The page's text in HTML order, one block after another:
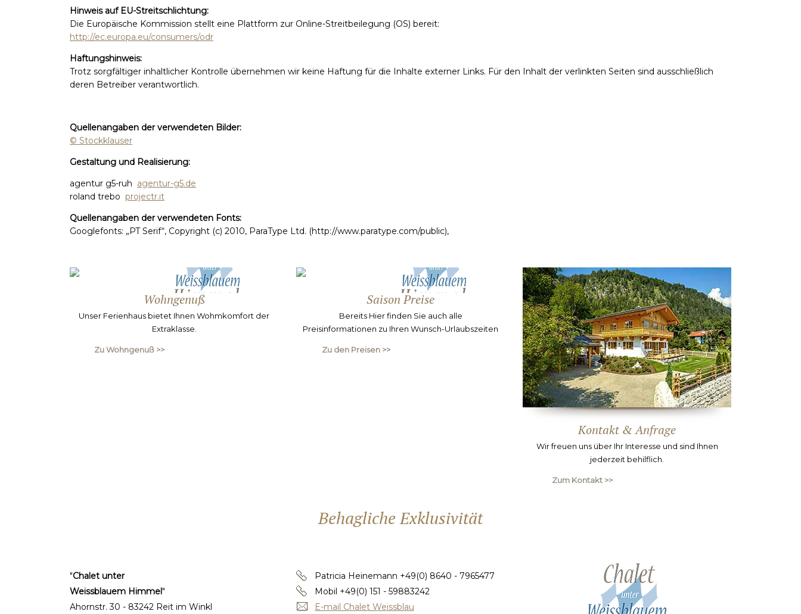
Hinweis auf EU-Streitschlichtung:
Die Europäische Kommission stellt eine Plattform zur Online-Streitbeilegung (OS) bereit:
http://ec.europa.eu/consumers/odr
Haftungshinweis:
Trotz sorgfältiger inhaltlicher Kontrolle übernehmen wir keine Haftung für die Inhalte externer Links. Für den Inhalt der verlinkten Seiten sind ausschließlich
deren Betreiber verantwortlich.
Quellenangaben der verwendeten Bilder:
© Stockklauser
Gestaltung und Realisierung:
agentur g5-ruh agentur-g5.de
roland trebo projectr.it
Quellenangaben der verwendeten Fonts:
Googlefonts: „PT Serif“, Copyright (c) 2010, ParaType Ltd. (http://www.paratype.com/public),
Wohngenuß
Unser Ferienhaus bietet Ihnen Wohmkomfort der
Extraklasse.
Zu Wohngenuß >>
Saison Preise
Bereits Hier finden Sie auch alle
Preisinformationen zu Ihren Wunsch-Urlaubszeiten
Zu den Preisen >>
Kontakt & Anfrage
Wir freuen uns über Ihr Interesse und sind Ihnen
jederzeit behilflich.
Zum Kontakt >>
Behagliche Exklusivität
"Chalet unter
Weissblauem Himmel"
Ahornstr. 30 - 83242 Reit im Winkl
Patricia Heinemann +49(0) 8640 - 7965477
Mobil +49(0) 151 - 59883242
E-mail Chalet Weissblau